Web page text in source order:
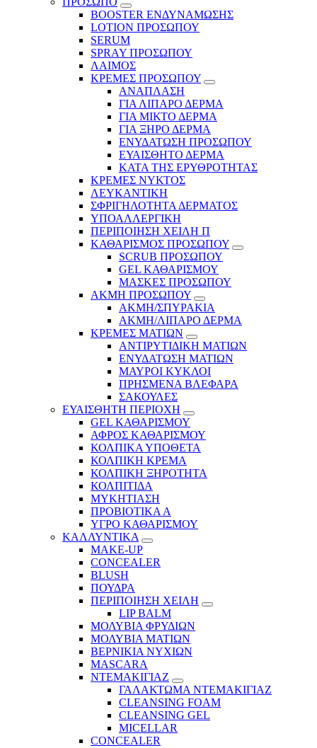
BOOSTER ΕΝΔΥΝΑΜΩΣΗΣ
LOTION ΠΡΟΣΩΠΟΥ
SERUM
SPRAY ΠΡΟΣΩΠΟΥ
ΛΑΙΜΟΣ
ΚΡΕΜΕΣ ΠΡΟΣΩΠΟΥ
ΑΝΑΠΛΑΣΗ
ΓΙΑ ΛΙΠΑΡΟ ΔΕΡΜΑ
ΓΙΑ ΜΙΚΤΟ ΔΕΡΜΑ
ΓΙΑ ΞΗΡΟ ΔΕΡΜΑ
ΕΝΥΔΑΤΩΣΗ ΠΡΟΣΩΠΟΥ
ΕΥΑΙΣΘΗΤΟ ΔΕΡΜΑ
ΚΑΤΑ ΤΗΣ ΕΡΥΘΡΟΤΗΤΑΣ
ΚΡΕΜΕΣ ΝΥΚΤΟΣ
ΛΕΥΚΑΝΤΙΚΗ
ΣΦΡΙΓΗΛΟΤΗΤΑ ΔΕΡΜΑΤΟΣ
ΥΠΟΑΛΛΕΡΓΙΚΗ
ΠΕΡΙΠΟΙΗΣΗ ΧΕΙΛΗ Π
ΚΑΘΑΡΙΣΜΟΣ ΠΡΟΣΩΠΟΥ
SCRUB ΠΡΟΣΩΠΟΥ
GEL ΚΑΘΑΡΙΣΜΟΥ
ΜΑΣΚΕΣ ΠΡΟΣΩΠΟΥ
ΑΚΜΗ ΠΡΟΣΩΠΟΥ
ΑΚΜΗ/ΣΠΥΡΑΚΙΑ
ΑΚΜΗ/ΛΙΠΑΡΟ ΔΕΡΜΑ
ΚΡΕΜΕΣ ΜΑΤΙΩΝ
ΑΝΤΙΡΥΤΙΔΙΚΗ ΜΑΤΙΩΝ
ΕΝΥΔΑΤΩΣΗ ΜΑΤΙΩΝ
ΜΑΥΡΟΙ ΚΥΚΛΟΙ
ΠΡΗΣΜΕΝΑ ΒΛΕΦΑΡΑ
ΣΑΚΟΥΛΕΣ
ΕΥΑΙΣΘΗΤΗ ΠΕΡΙΟΧΗ
GEL ΚΑΘΑΡΙΣΜΟΥ
ΑΦΡΟΣ ΚΑΘΑΡΙΣΜΟΥ
ΚΟΛΠΙΚΑ ΥΠΟΘΕΤΑ
ΚΟΛΠΙΚΗ ΚΡΕΜΑ
ΚΟΛΠΙΚΗ ΞΗΡΟΤΗΤΑ
ΚΟΛΠΙΤΙΔΑ
ΜΥΚΗΤΙΑΣΗ
ΠΡΟΒΙΟΤΙΚΑ Α
ΥΓΡΟ ΚΑΘΑΡΙΣΜΟΥ
ΚΑΛΛΥΝΤΙΚΑ
MAKE-UP
CONCEALER
BLUSH
ΠΟΥΔΡΑ
ΠΕΡΙΠΟΙΗΣΗ ΧΕΙΛΗ
LIP BALM
ΜΟΛΥΒΙΑ ΦΡΥΔΙΩΝ
ΜΟΛΥΒΙΑ ΜΑΤΙΩΝ
ΒΕΡΝΙΚΙΑ ΝΥΧΙΩΝ
MASCARA
ΝΤΕΜΑΚΙΓΙΑΖ
ΓΑΛΑΚΤΩΜΑ ΝΤΕΜΑΚΙΓΙΑΖ
CLEANSING FOAM
CLEANSING GEL
MICELLAR
CONCEALER